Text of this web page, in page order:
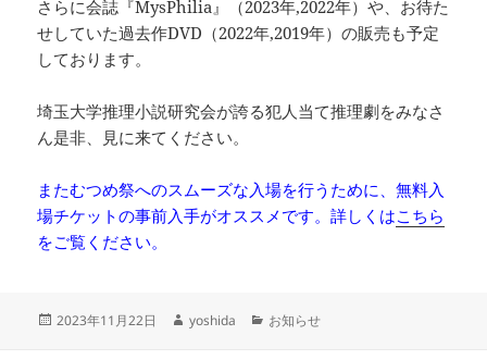
さらに会誌『MysPhilia』（2023年,2022年）や、お待た
せしていた過去作DVD（2022年,2019年）の販売も予定
しております。
埼玉大学推理小説研究会が誇る犯人当て推理劇をみなさ
ん是非、見に来てください。
またむつめ祭へのスムーズな入場を行うために、無料入
場チケットの事前入手がオススメです。詳しくはこちら
をご覧ください。
投
2023年11月22日
作
yoshida
カ
お知らせ